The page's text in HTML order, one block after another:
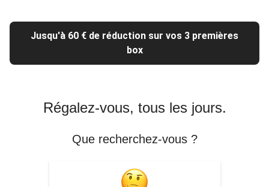
Jusqu'à 60 € de réduction sur vos 3 premières
box
Régalez-vous, tous les jours.
Que recherchez-vous ?